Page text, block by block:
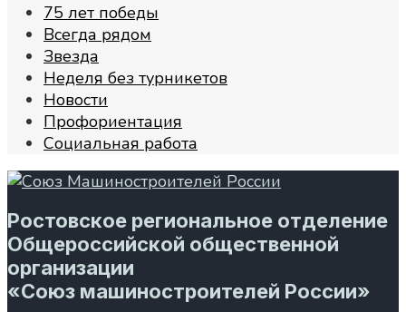
75 лет победы
Всегда рядом
Звезда
Неделя без турникетов
Новости
Профориентация
Социальная работа
Ростовское региональное отделение
Общероссийской общественной
организации
«Союз машиностроителей России»